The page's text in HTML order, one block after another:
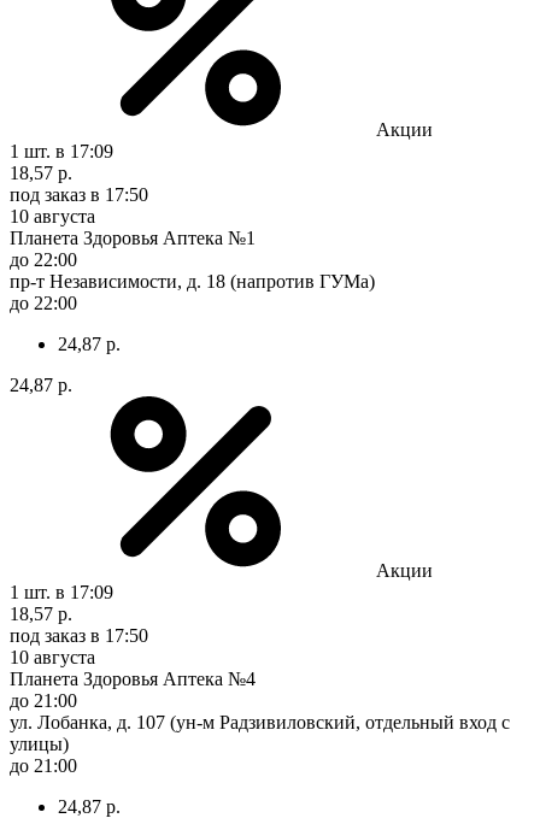
Акции
1 шт. в 17:09
18,57 р.
под заказ в 17:50
10 августа
Планета Здоровья Аптека №1
до 22:00
пр-т Независимости, д. 18 (напротив ГУМа)
до 22:00
24,87 р.
24,87 р.
Акции
1 шт. в 17:09
18,57 р.
под заказ в 17:50
10 августа
Планета Здоровья Аптека №4
до 21:00
ул. Лобанка, д. 107 (ун-м Радзивиловский, отдельный вход с
улицы)
до 21:00
24,87 р.